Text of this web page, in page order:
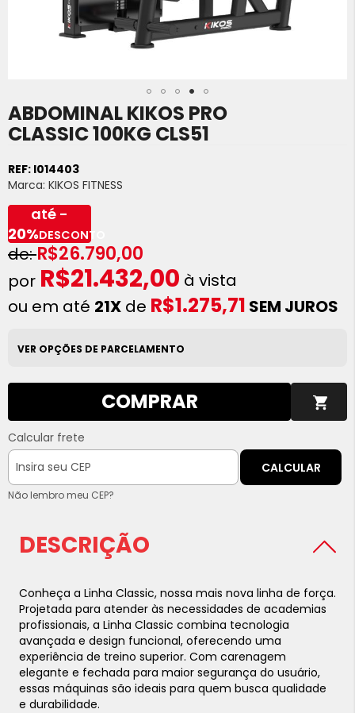
ABDOMINAL KIKOS PRO
CLASSIC 100KG CLS51
REF: I014403
Marca: KIKOS FITNESS
R$26.790,00
até -
20%DESCONTO
R$21.432,00 à vista
ou em até 21X de R$1.275,71 SEM JUROS
VER OPÇÕES DE PARCELAMENTO
COMPRAR
Calcular frete
CALCULAR
Não lembro meu CEP?
Saltar
para
o
da
Galeria
de
imagens
DESCRIÇÃO
Conheça a Linha Classic, nossa mais nova linha de força.
Projetada para atender às necessidades de academias
profissionais, a Linha Classic combina tecnologia
avançada e design funcional, oferecendo uma
experiência de treino superior. Com carenagem
elegante e fechada para maior segurança do usuário,
essas máquinas são ideais para quem busca qualidade
e durabilidade.